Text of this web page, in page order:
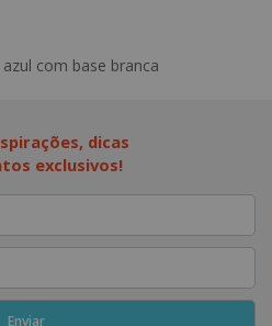
dicas
exclusivos!